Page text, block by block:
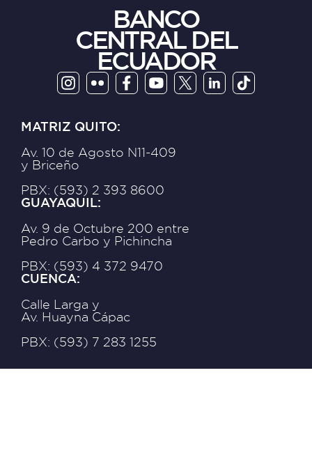
BANCO
CENTRAL DEL
ECUADOR
MATRIZ QUITO:
Av. 10 de Agosto N11-409
y Briceño
PBX: (593) 2 393 8600
GUAYAQUIL:
Av. 9 de Octubre 200 entre
Pedro Carbo y Pichincha
PBX: (593) 4 372 9470
CUENCA:
Calle Larga y
Av. Huayna Cápac
PBX: (593) 7 283 1255